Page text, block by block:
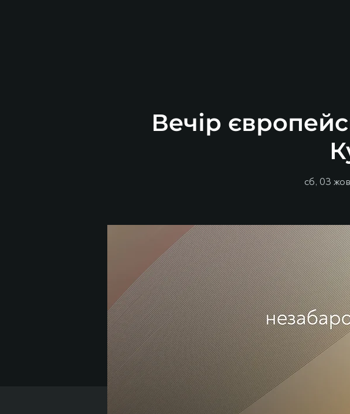
Вечір
сб, 03